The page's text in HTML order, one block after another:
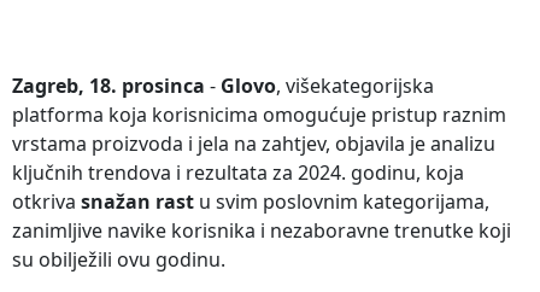
Zagreb, 18. prosinca - Glovo, višekategorijska
platforma koja korisnicima omogućuje pristup raznim
vrstama proizvoda i jela na zahtjev, objavila je analizu
ključnih trendova i rezultata za 2024. godinu, koja
otkriva snažan rast u svim poslovnim kategorijama,
zanimljive navike korisnika i nezaboravne trenutke koji
su obilježili ovu godinu.